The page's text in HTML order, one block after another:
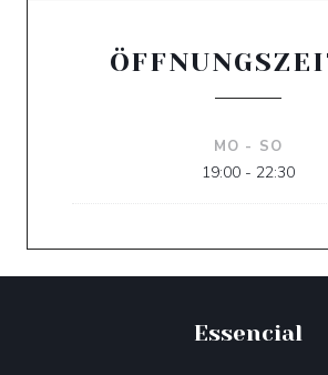
MO - SO
19:00 - 22:30
Essencial